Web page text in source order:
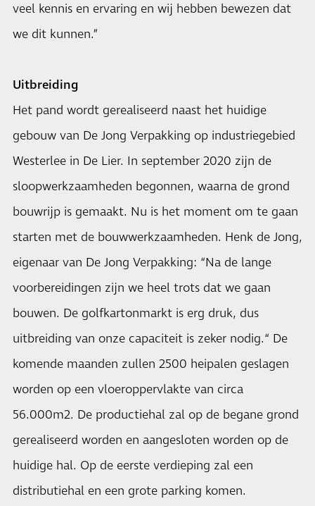
veel kennis en ervaring en wij hebben bewezen dat
we dit kunnen.”
Uitbreiding
Het pand wordt gerealiseerd naast het huidige
gebouw van De Jong Verpakking op industriegebied
Westerlee in De Lier. In september 2020 zijn de
sloopwerkzaamheden begonnen, waarna de grond
bouwrijp is gemaakt. Nu is het moment om te gaan
starten met de bouwwerkzaamheden. Henk de Jong,
eigenaar van De Jong Verpakking: “Na de lange
voorbereidingen zijn we heel trots dat we gaan
bouwen. De golfkartonmarkt is erg druk, dus
uitbreiding van onze capaciteit is zeker nodig.“ De
komende maanden zullen 2500 heipalen geslagen
worden op een vloeroppervlakte van circa
56.000m2. De productiehal zal op de begane grond
gerealiseerd worden en aangesloten worden op de
huidige hal. Op de eerste verdieping zal een
distributiehal en een grote parking komen.